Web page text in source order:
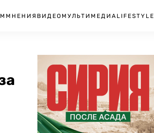
МНЕНИЯ ВИДЕО МУЛЬТИМЕДИА LIFESTYLE